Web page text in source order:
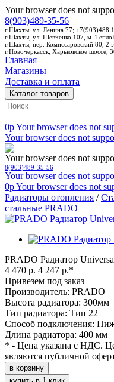
Your browser does not
8(903)489-35-56
г.Шахты, ул. Ленина 77; +7(903)488
г.Шахты, ул. Шевченко 107, м.
г.Шахты, пер. Комиссаровский 80, 2
г.Новочеркасск, Харьковское шоссе,
Главная
Магазины
Доставка и оплата
Каталог товаров
0pYour browser does not
Your browser does not
Your browser does not
8(903)489-35-56
Your browser does not
0pYour browser does not
Радиаторы отопления /
стальные PRADO
PRADO Радиатор
4 470 р. 4 247 р.*
Привезем под заказ
Производитель: PRADO
Высота радиатора: 300мм
Тип радиатора: Тип 22
Способ подключения:
Длина радиатора: 400 мм
* - Цена указана с НДС.
являются публичной
в корзину